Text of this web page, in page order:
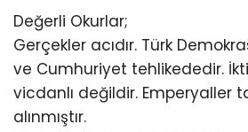
Değerli Okurlar;
Gerçekler acıdır. Türk
ve Cumhuriyet tehlikededir.
vicdanlı değildir. Emperyaller
alınmıştır.